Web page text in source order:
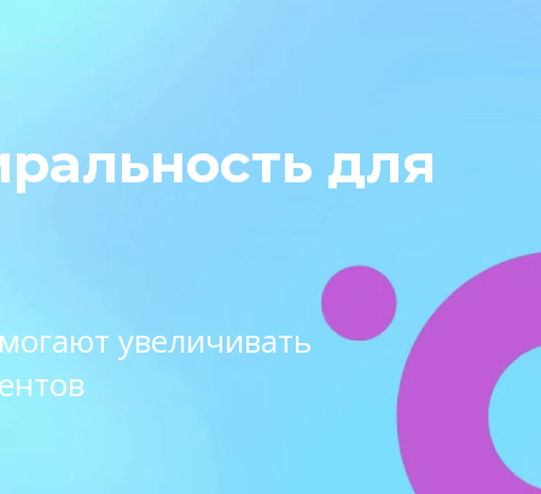
для
увеличивать